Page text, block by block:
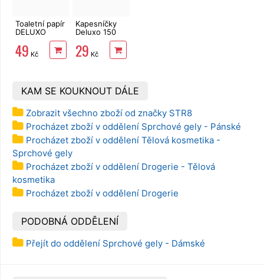
Toaletní papír
DELUXO
3vrstvý 8 rolí,
132 m
49 Kč
Kapesníčky
Deluxo 150
ks 3vrstvé v
krabičce,
šedé květy
29 Kč
KAM SE KOUKNOUT DÁLE
Zobrazit všechno zboží od značky STR8
Procházet zboží v oddělení Sprchové gely - Pánské
Procházet zboží v oddělení Tělová kosmetika -
Sprchové gely
Procházet zboží v oddělení Drogerie - Tělová
kosmetika
Procházet zboží v oddělení Drogerie
PODOBNÁ ODDĚLENÍ
Přejít do oddělení Sprchové gely - Dámské